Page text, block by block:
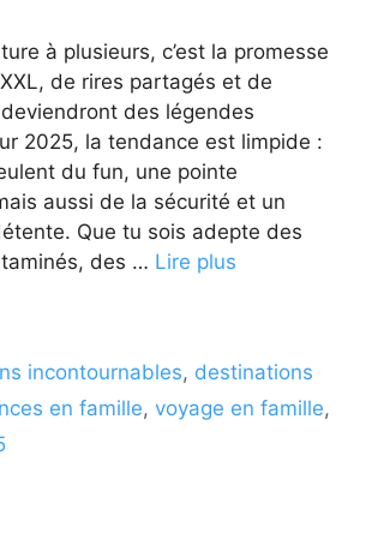
à plusieurs, c’est la promesse
de rires partagés et de
des légendes
2025, la tendance est limpide :
du fun, une pointe
aussi de la sécurité et un
Que tu sois adepte des
des … Lire plus
incontournables, destinations
en famille, voyage en famille,